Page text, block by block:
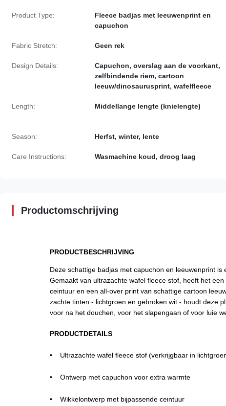
Product Type:
Fleece badjas met leeuwenprint en
capuchon
Fabric Stretch: Geen rek
Design Details:
Capuchon, overslag aan de voorkant,
zelfbindende riem, cartoon
leeuw/dinosaurusprint, wafelfleece
Length: Middellange lengte (knielengte)
Season: Herfst, winter, lente
Care Instructions: Wasmachine koud, droog laag
Productomschrijving
PRODUCTBESCHRIJVING
Deze schattige badjas met capuchon en leeuwenprint
Gemaakt van ultrazachte wafel fleece stof, heeft het
ceintuur en een all-over print van schattige cartoon
zachte tinten - lichtgroen en gebroken wit - houdt deze
voor na het douchen, voor het slapengaan of voor luie
PRODUCTDETAILS
Ultrazachte wafel fleece stof (verkrijgbaar in
Ontwerp met capuchon voor extra warmte
Wikkelontwerp met bijpassende ceintuur